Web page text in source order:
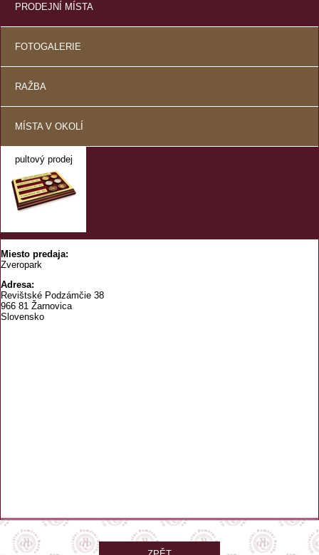
PRODEJNÍ MÍSTA
FOTOGALERIE
RAŽBA
MÍSTA V OKOLÍ
pultový prodej
Miesto predaja:
Zveropark
Adresa:
Revištské Podzámčie 38
966 81 Žarnovica
Slovensko